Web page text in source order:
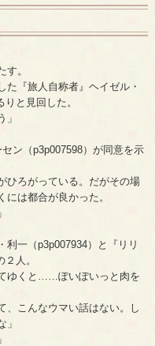
。
『旅人自称者』ヘイゼル・
と見回した。
」
ン（p3p007598）が同意を示
ひろがっている。だがその場
は都合が良かった。
一（p3p007934）と『リリ
人。
ゆくと……ぽいぽいっと肉を
、こんなウマい話はない。し
」